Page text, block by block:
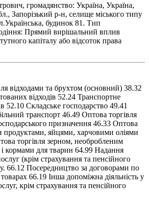
громадянство: Україна, Україна,
Запорізький р-н, селище міського типу
будинок 81. Тип
Прямий вирішальний вплив
капіталу або відсоток права
відходами та брухтом (основний) 38.32
відходів 52.24 Транспортне
52.10 Складське господарство 49.41
транспорт 46.49 Оптова торгівля
призначення 46.33 Оптова
продуктами, яйцями, харчовими оліями
торгівля зерном, необробленим
кормами для тварин 64.99 Надання
(крім страхування та пенсійного
66.12 Посередництво за договорами по
66.19 Інша допоміжна діяльність у
крім страхування та пенсійного